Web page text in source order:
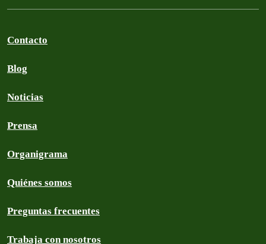
Contacto
Blog
Noticias
Prensa
Organigrama
Quiénes somos
Preguntas frecuentes
Trabaja con nosotros